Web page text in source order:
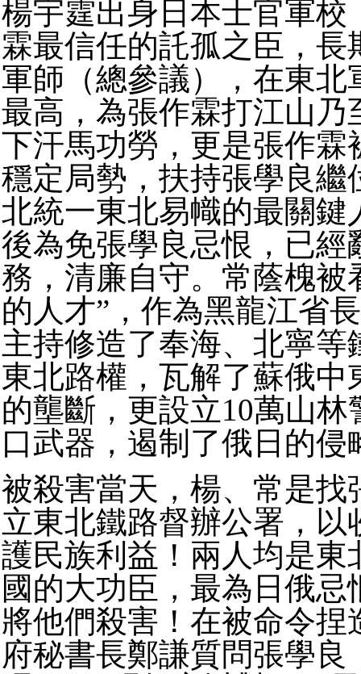
楊宇霆出身日本士官軍校
霖最信任的託孤之臣，長
軍師（總參議），在東北
最高，為張作霖打江山乃
下汗馬功勞，更是張作霖
穩定局勢，扶持張學良繼
北統一東北易幟的最關鍵
後為免張學良忌恨，已經
務，清廉自守。 常蔭槐被
的人才”，作為黑龍江省
主持修造了奉海、北寧等
東北路權，瓦解了蘇俄中
的壟斷，更設立10萬山林
口武器，遏制了俄日的侵
被殺害當天，楊、常是找
立東北鐵路督辦公署，以
護民族利益！ 兩人均是東
國的大功臣，最為日俄忌
將他們殺害！ 在被命令捏
府秘書長鄭謙質問張學良